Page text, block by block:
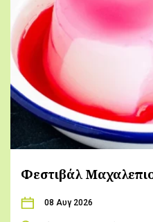
Φεστιβάλ
08 Αυγ 2026